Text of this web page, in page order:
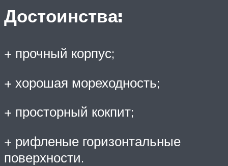
Достоинства:
+ прочный корпус;
+ хорошая мореходность;
+ просторный кокпит;
+ рифленые горизонтальные
поверхности.